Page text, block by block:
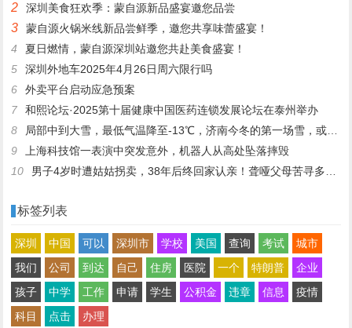
2 深圳美食狂欢季：蒙自源新品盛宴邀您品尝
3
蒙自源火锅米线新品尝鲜季，邀您共享味蕾盛宴！
4
夏日燃情，蒙自源深圳站邀您共赴美食盛宴！
5
深圳外地车2025年4月26日周六限行吗
6
外卖平台启动应急预案
7
和熙论坛·2025第十届健康中国医药连锁发展论坛在泰州举办
8
局部中到大雪，最低气温降至-13℃，济南今冬的第一场雪，或跟去年同一时间！
9
上海科技馆一表演中突发意外，机器人从高处坠落摔毁
10
男子4岁时遭姑姑拐卖，38年后终回家认亲！聋哑父母苦寻多年，母亲已抱憾离世丨红星寻人
标签列表
深圳 中国 可以 深圳市 学校 美国 查询 考试
城市
我们
公司 到达 自己 住房 医院 一个 特朗普
企业
孩子
中学 工作 申请 学生 公积金 违章 信息
疫情
科目
点击 办理